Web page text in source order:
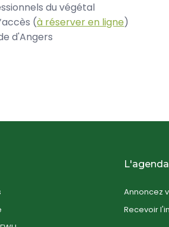
du végétal
(à réserver en ligne)
d'Angers
Annoncez
Recevoir